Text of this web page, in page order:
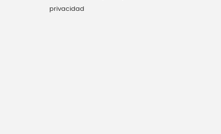
privacidad